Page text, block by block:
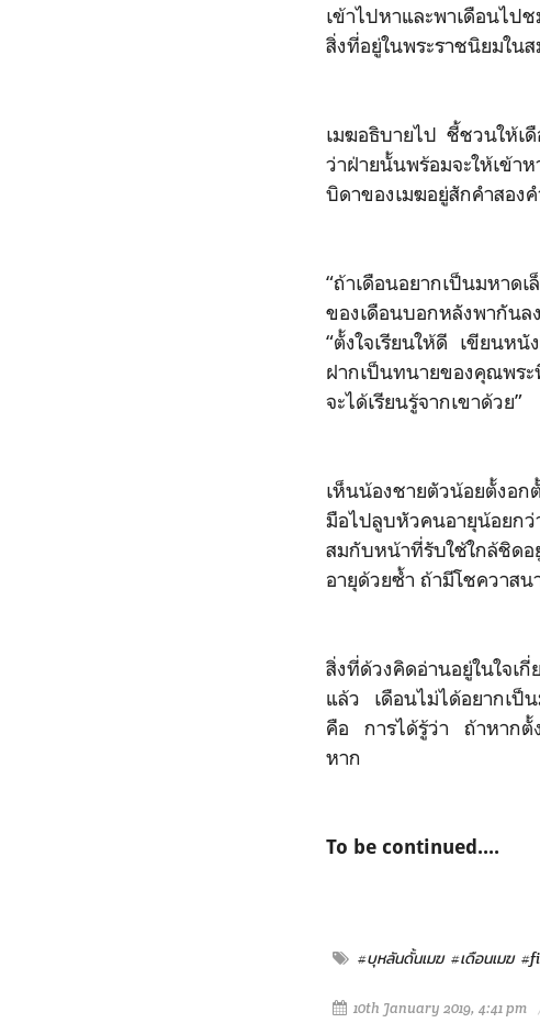
เข้าไปหาและพาเดือนไ
สิ่งที่อยู่ในพระราชนิยมในส
เมฆอธิบายไป ชี้ชวนให้เ
ว่าฝ่ายนั้นพร้อมจะให้เข้า
บิดาของเมฆอยู่สักคำสอง
“ถ้าเดือนอยากเป็นมหาด
ของเดือนบอกหลังพากันล
“ตั้งใจเรียนให้ดี เขียนห
ฝากเป็นทนายของคุณพระ
จะได้เรียนรู้จากเขาด้วย”
เห็นน้องชายตัวน้อยตั้งอก
มือไปลูบหัวคนอายุน้อยกว่
สมกับหน้าที่รับใช้ใกล้ชิด
อายุด้วยซ้ำ ถ้ามีโชควาสน
สิ่งที่ด้วงคิดอ่านอยู่ในใจเ
แล้ว เดือนไม่ได้อยากเป็
คือ การได้รู้ว่า ถ้าหากตั้ง
หาก
To be continued....
#บุหลันดั้นเมฆ #เดือนเมฆ
10th January 2019, 4:41 pm